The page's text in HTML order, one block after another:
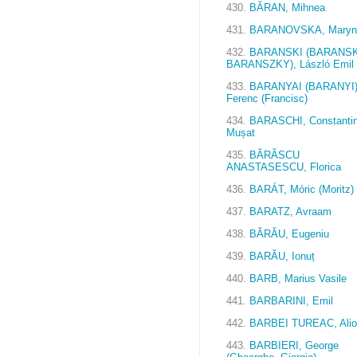
430. BĂRAN, Mihnea
431. BARANOVSKA,
432. BARANSKI
BARANSZKY), László Emil
433. BARANYAI
Ferenc (Francisc)
434. BARASCHI,
Mușat
435. BĂRĂSCU
ANASTASESCU, Florica
436. BARÁT, Móric (Moritz)
437. BARATZ, Avraam
438. BĂRĂU, Eugeniu
439. BARĂU, Ionuț
440. BARB, Marius Vasile
441. BARBARINI, Emil
442. BARBEI TUREAC,
443. BARBIERI, George